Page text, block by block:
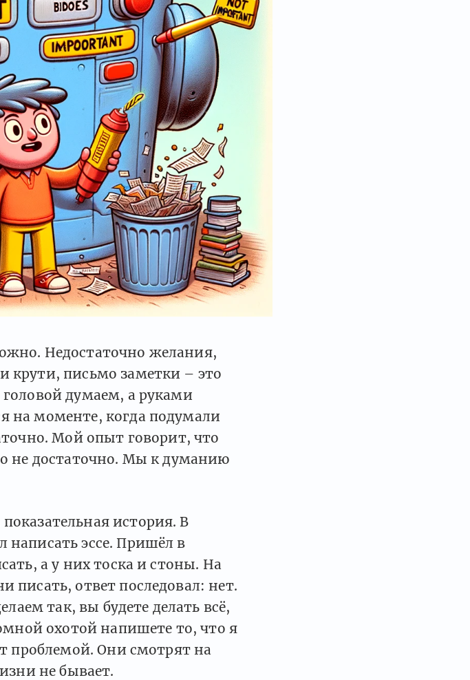
Недостаточно желания,
крути, письмо заметки – это
думаем, а руками
на моменте, когда подумали
Мой опыт говорит, что
не достаточно. Мы к думанию
история. В
написать эссе. Пришёл в
а у них тоска и стоны. На
писать, ответ последовал: нет.
так, вы будете делать всё,
охотой напишете то, что я
проблемой. Они смотрят на
не бывает.